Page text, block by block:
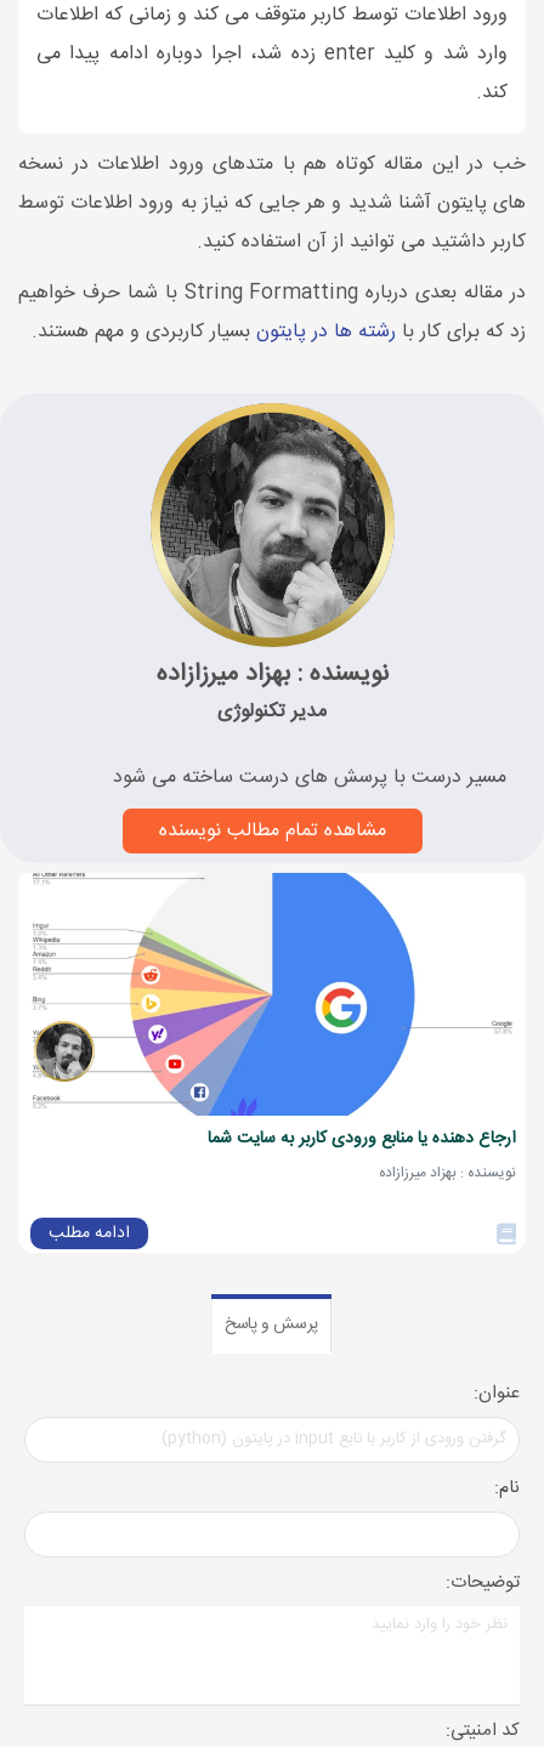
ورود اطلاعات توسط کاربر متوقف می کند و زمانی که اطلاعات
وارد شد و کلید enter زده شد، اجرا دوباره ادامه پیدا می
کند.
خب در این مقاله کوتاه هم با متدهای ورود اطلاعات در نسخه
های پایتون آشنا شدید و هر جایی که نیاز به ورود اطلاعات توسط
کاربر داشتید می توانید از آن استفاده کنید.
در مقاله بعدی درباره String Formatting با شما حرف خواهیم
زد که برای کار با رشته ها در پایتونبسیار کاربردی و مهم هستند.
نویسنده : بهزاد میرزازاده
مدیر تکنولوژی
مسیر درست با پرسش های درست ساخته می شود
مشاهده تمام مطالب نویسنده
ارجاع دهنده یا منابع ورودی کاربر به سایت شما
نویسنده : بهزاد میرزازاده
ادامه مطلب
پرسش و پاسخ
عنوان:
نام:
توضیحات:
کد امنیتی: